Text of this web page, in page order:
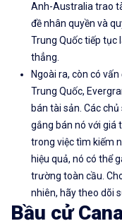
Anh-Australia trao
đề nhân quyền và
Trung Quốc tiếp tục
thẳng.
Ngoài ra, còn có
Trung Quốc,
bán tài sản. Các
gắng bán nó với giá
trong việc tìm kiếm
hiệu quả, nó có thể
trường toàn cầu.
nhiên, hãy theo dõi
Bầu cử